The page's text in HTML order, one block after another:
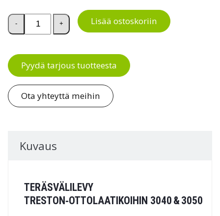
Välilevy laatikkoon 3040 ja 3050 määrä
- + Lisää ostoskoriin
Pyydä tarjous tuotteesta
Ota yhteyttä meihin
Kuvaus
TERÄSVÄLILEVY
TRESTON‑OTTOLAATIKOIHIN 3040 & 3050